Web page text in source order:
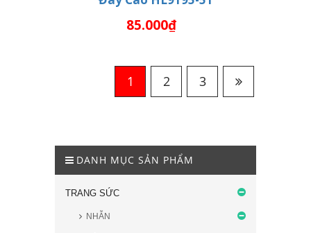
85.000₫
1 2 3
DANH MỤC SẢN PHẨM
TRANG SỨC
NHẪN